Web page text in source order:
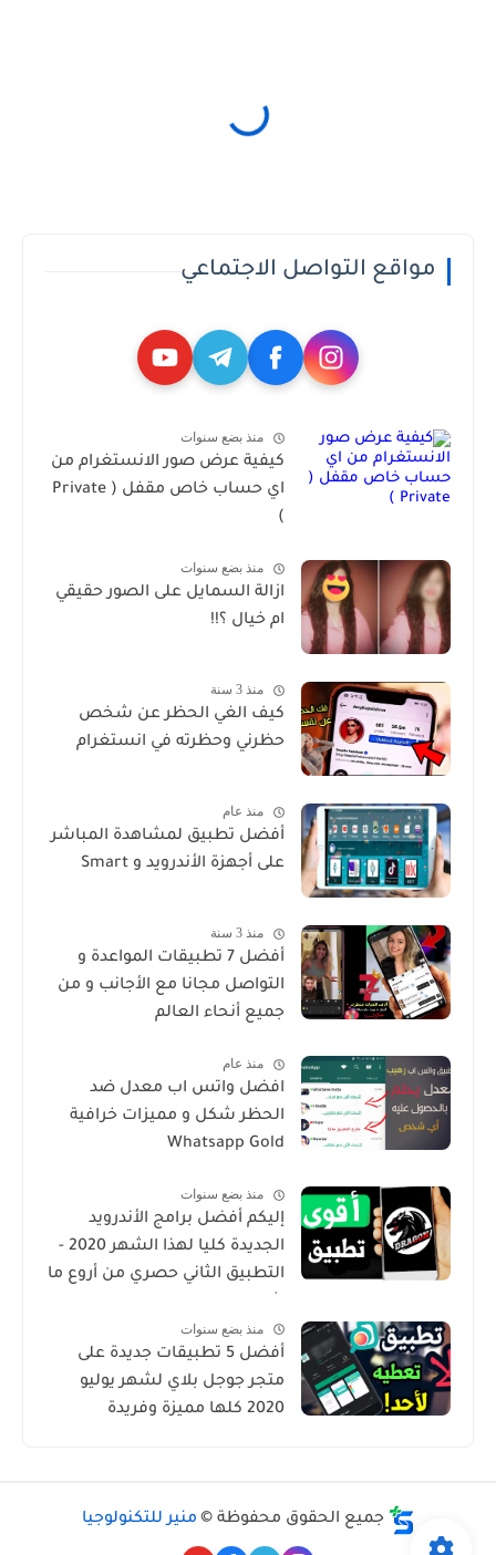
مواقع التواصل الاجتماعي
منذ بضع سنوات
كيفية عرض صور الانستغرام من
اي حساب خاص مقفل ( Private
)
منذ بضع سنوات
ازالة السمايل على الصور حقيقي
ام خيال ؟!!
منذ 3 سنة
كيف الغي الحظر عن شخص
حظرني وحظرته في انستغرام
منذ عام
أفضل تطبيق لمشاهدة المباشر
على أجهزة الأندرويد و Smart
منذ 3 سنة
أفضل 7 تطبيقات المواعدة و
التواصل مجانا مع الأجانب و من
جميع أنحاء العالم
منذ عام
افضل واتس اب معدل ضد
الحظر شكل و مميزات خرافية
Whatsapp Gold
منذ بضع سنوات
إليكم أفضل برامج الأندرويد
الجديدة كليا لهذا الشهر 2020 -
التطبيق الثاني حصري من أروع ما
منذ بضع سنوات
أفضل 5 تطبيقات جديدة على
متجر جوجل بلاي لشهر يوليو
2020 كلها مميزة وفريدة
جميع الحقوق محفوظة © منير للتكنولوجيا